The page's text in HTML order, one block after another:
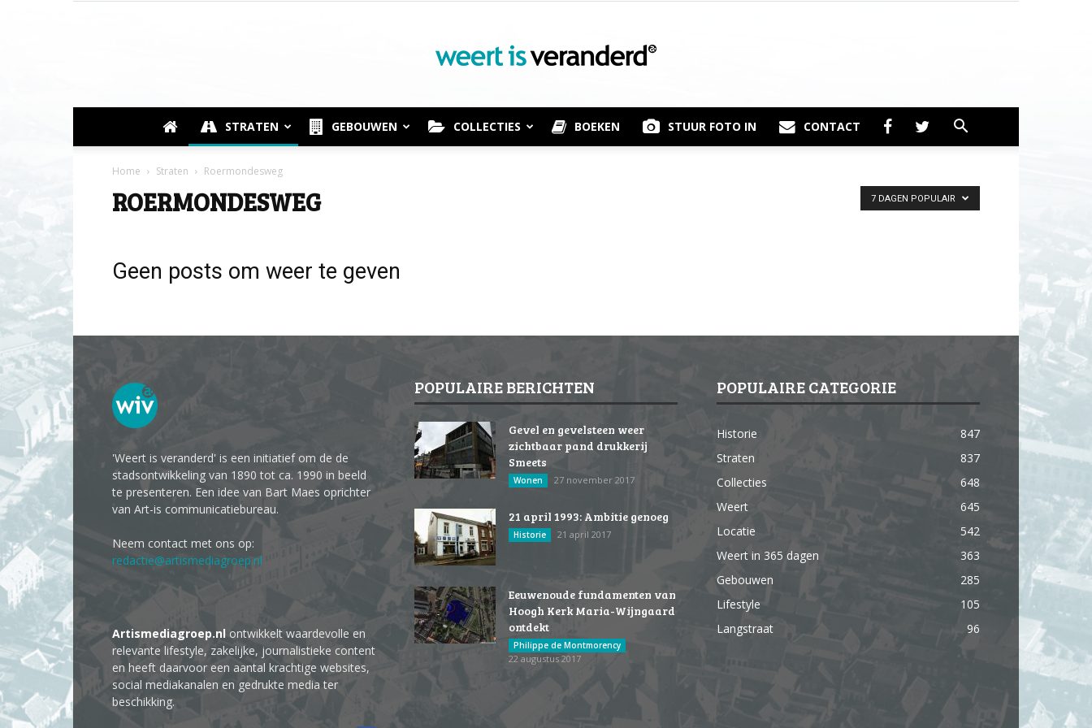
Weert
STRATEN GEBOUWEN COLLECTIES BOEKEN STUUR FOTO IN CONTACT
Home Straten Roermondesweg
ROERMONDESWEG 7 DAGEN POPULAIR
Geen posts om weer te geven
'Weert is veranderd' is een initiatief om de de
stadsontwikkeling van 1890 tot ca. 1990 in beeld
te presenteren. Een idee van Bart Maes oprichter
van Art-is communicatiebureau.
Neem contact met ons op:
redactie@artismediagroep.nl
Artismediagroep.nl ontwikkelt waardevolle en
relevante lifestyle, zakelijke, journalistieke content
en heeft daarvoor een aantal krachtige websites,
social mediakanalen en gedrukte media ter
beschikking.
POPULAIRE BERICHTEN
Gevel en gevelsteen weer
zichtbaar pand drukkerij
Smeets
Wonen 27 november 2017
21 april 1993: Ambitie genoeg
Historie 21 april 2017
Eeuwenoude fundamenten van
Hoogh Kerk Maria-Wijngaard
ontdekt
Philippe de Montmorency
22 augustus 2017
POPULAIRE CATEGORIE
Historie
847
Straten
837
Collecties
648
Weert
645
Locatie
542
Weert in 365 dagen
363
Gebouwen
285
Lifestyle
105
Langstraat
96